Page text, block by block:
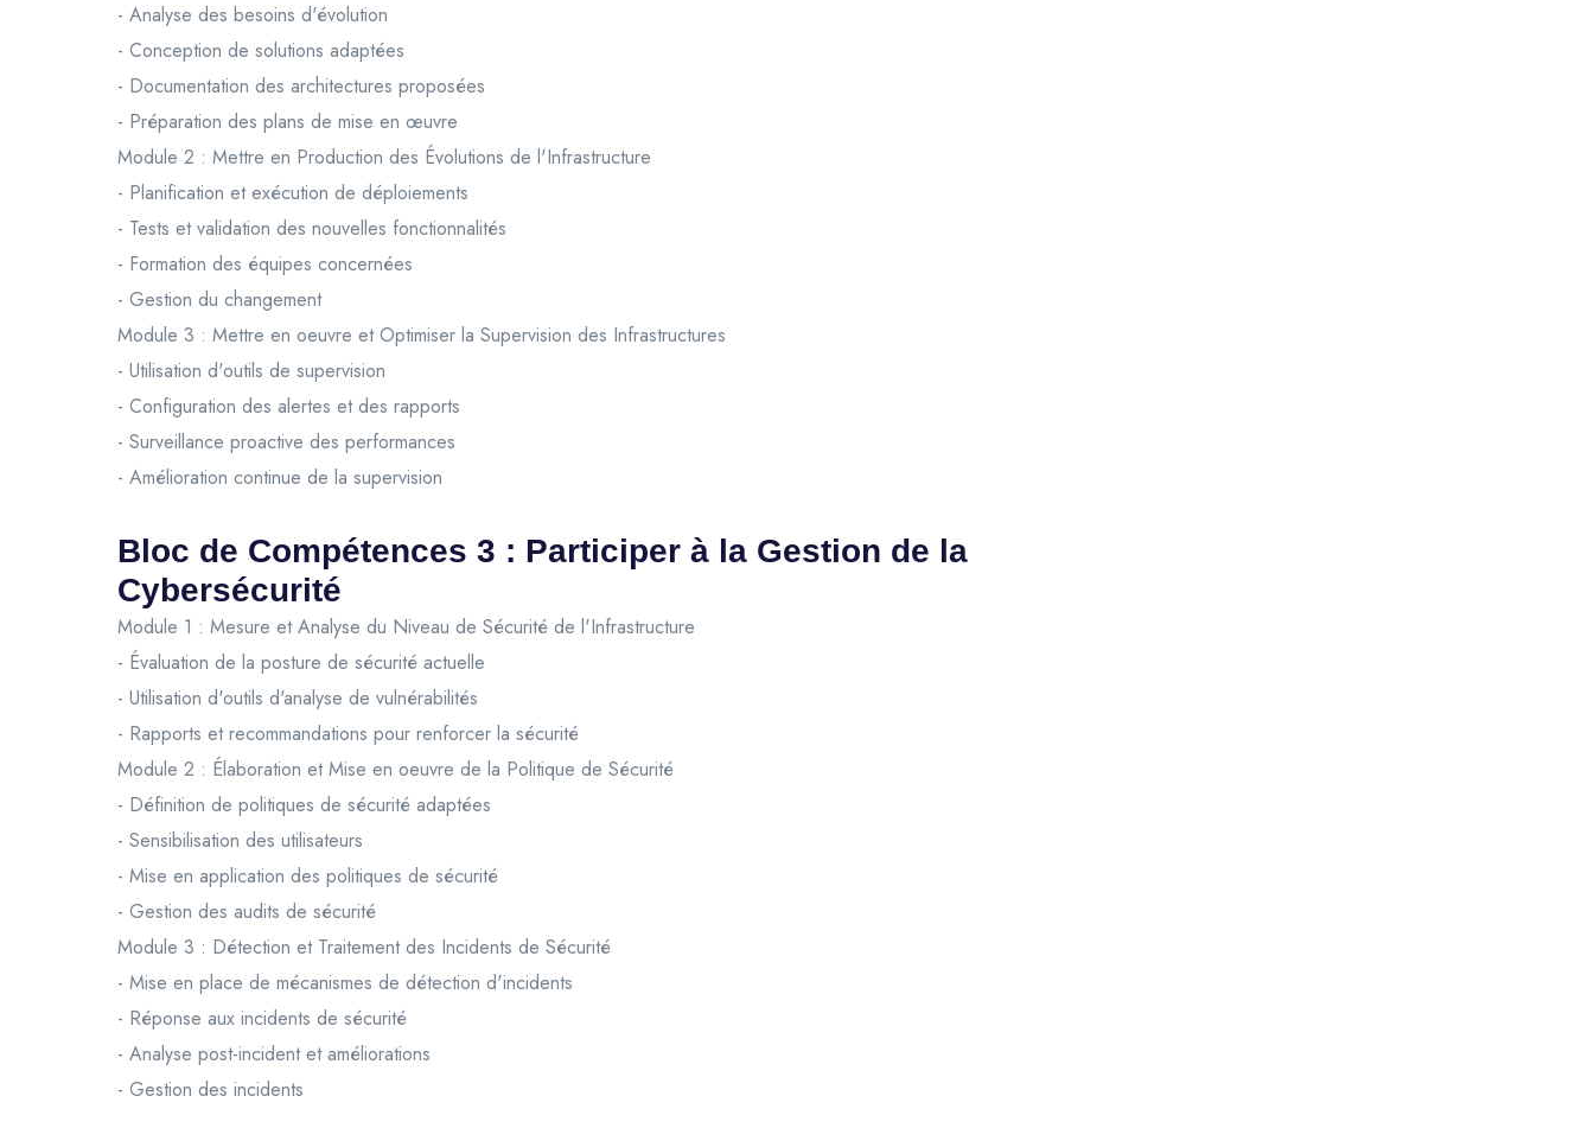
- Analyse des besoins d'évolution
- Conception de solutions adaptées
- Documentation des architectures proposées
- Préparation des plans de mise en œuvre
Module 2 : Mettre en Production des Évolutions de l'Infrastructure
- Planification et exécution de déploiements
- Tests et validation des nouvelles fonctionnalités
- Formation des équipes concernées
- Gestion du changement
Module 3 : Mettre en oeuvre et Optimiser la Supervision des Infrastructures
- Utilisation d'outils de supervision
- Configuration des alertes et des rapports
- Surveillance proactive des performances
- Amélioration continue de la supervision
Bloc de Compétences 3 : Participer à la Gestion de la
Cybersécurité
Module 1 : Mesure et Analyse du Niveau de Sécurité de l'Infrastructure
- Évaluation de la posture de sécurité actuelle
- Utilisation d'outils d'analyse de vulnérabilités
- Rapports et recommandations pour renforcer la sécurité
Module 2 : Élaboration et Mise en oeuvre de la Politique de Sécurité
- Définition de politiques de sécurité adaptées
- Sensibilisation des utilisateurs
- Mise en application des politiques de sécurité
- Gestion des audits de sécurité
Module 3 : Détection et Traitement des Incidents de Sécurité
- Mise en place de mécanismes de détection d'incidents
- Réponse aux incidents de sécurité
- Analyse post-incident et améliorations
- Gestion des incidents